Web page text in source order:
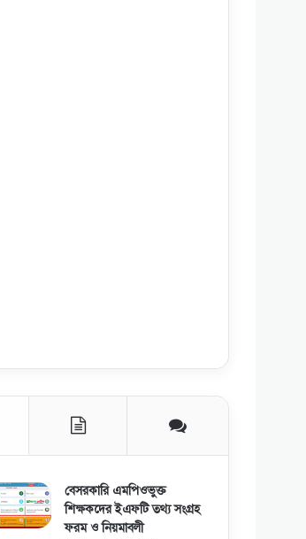
বেসরকারি এমপিওভুক্ত
শিক্ষকদের ইএফটি তথ্য সংগ্রহ
ফরম ও নিয়মাবলী